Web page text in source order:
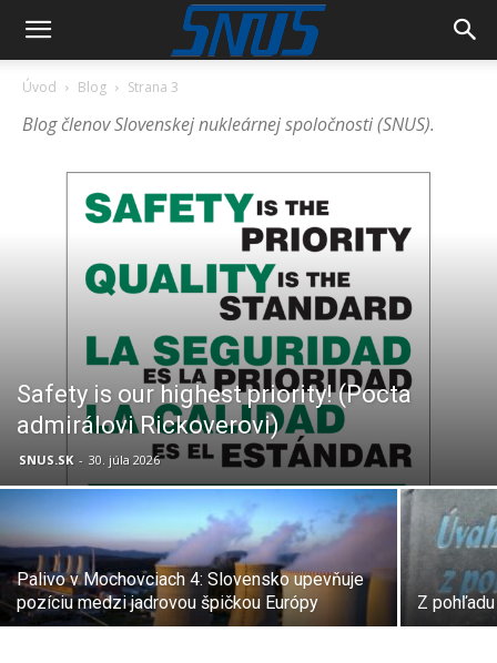
Úvod Blog Strana 3
Blog členov Slovenskej nukleárnej spoločnosti (SNUS).
Safety is our highest priority! (Pocta
admirálovi Rickoverovi)
SNUS.SK - 30. júla 2026
Palivo v Mochovciach 4: Slovensko upevňuje
pozíciu medzi jadrovou špičkou Európy
Z